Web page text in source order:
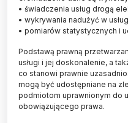
Fot. Fotolia
• świadczenia usług drogą
• wykrywania nadużyć w
• pomiarów statystycznych i
Podstawą prawną
usługi i jej doskonalenie, a
co stanowi prawnie
mogą być udostępniane na
podmiotom uprawnionym do
obowiązującego prawa.